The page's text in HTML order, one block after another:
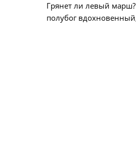
Грянет ли левый
полубог